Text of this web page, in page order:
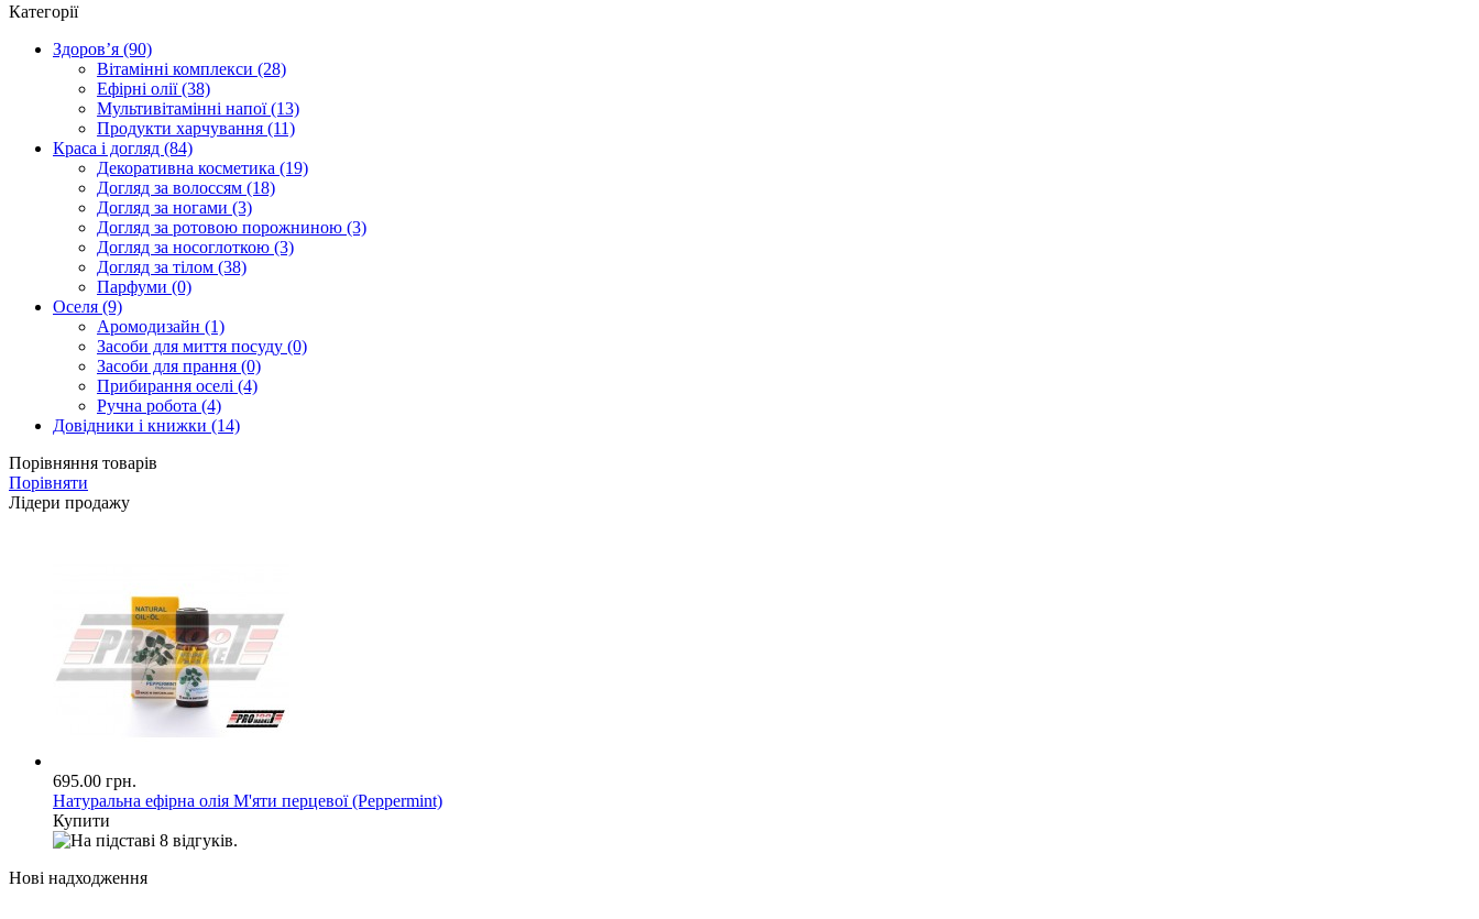
Категорії
Здоров’я (90)
Вітамінні комплекси (28)
Ефірні олії (38)
Мультивітамінні напої (13)
Продукти харчування (11)
Краса і догляд (84)
Декоративна косметика (19)
Догляд за волоссям (18)
Догляд за ногами (3)
Догляд за ротовою порожниною (3)
Догляд за носоглоткою (3)
Догляд за тілом (38)
Парфуми (0)
Оселя (9)
Аромодизайн (1)
Засоби для миття посуду (0)
Засоби для прання (0)
Прибирання оселі (4)
Ручна робота (4)
Довідники і книжки (14)
Порівняння товарів
Порівняти
Лідери продажу
695.00 грн.
Натуральна ефірна олія М'яти перцевої (Peppermint)
Купити
Нові надходження